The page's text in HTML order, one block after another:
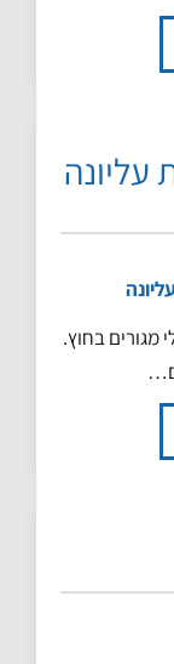
מגורים בחוץ.